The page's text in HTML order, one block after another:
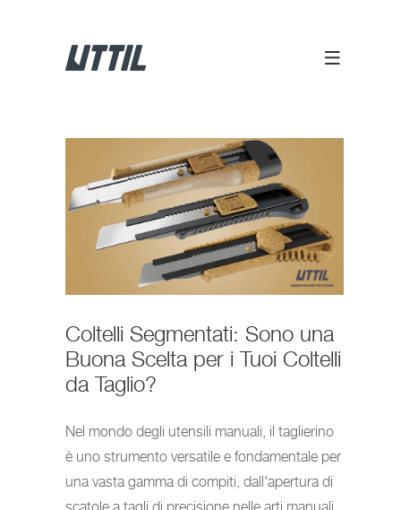
Coltelli Segmentati: Sono una
Buona Scelta per i Tuoi Coltelli
da Taglio?
Nel mondo degli utensili manuali, il taglierino
è uno strumento versatile e fondamentale per
una vasta gamma di compiti, dall'apertura di